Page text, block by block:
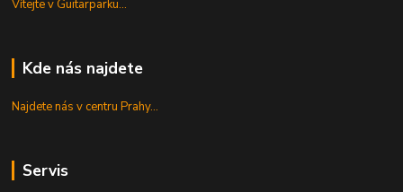
Vítejte v Guitarparku...
Kde nás najdete
Najdete nás v centru Prahy...
Servis